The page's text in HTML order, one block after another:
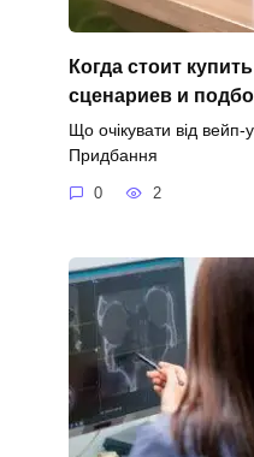
Когда стоит
сценариев и
Що очікувати від вейп-
Придбання
0 2